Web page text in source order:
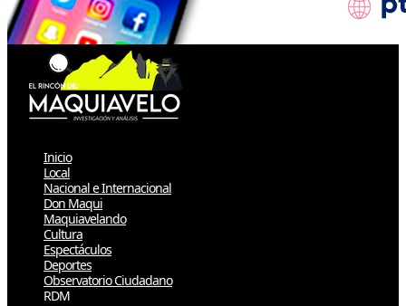
Inicio
Local
Nacional e Internacional
Don Maqui
Maquiavelando
Cultura
Espectáculos
Deportes
Observatorio Ciudadano
RDM